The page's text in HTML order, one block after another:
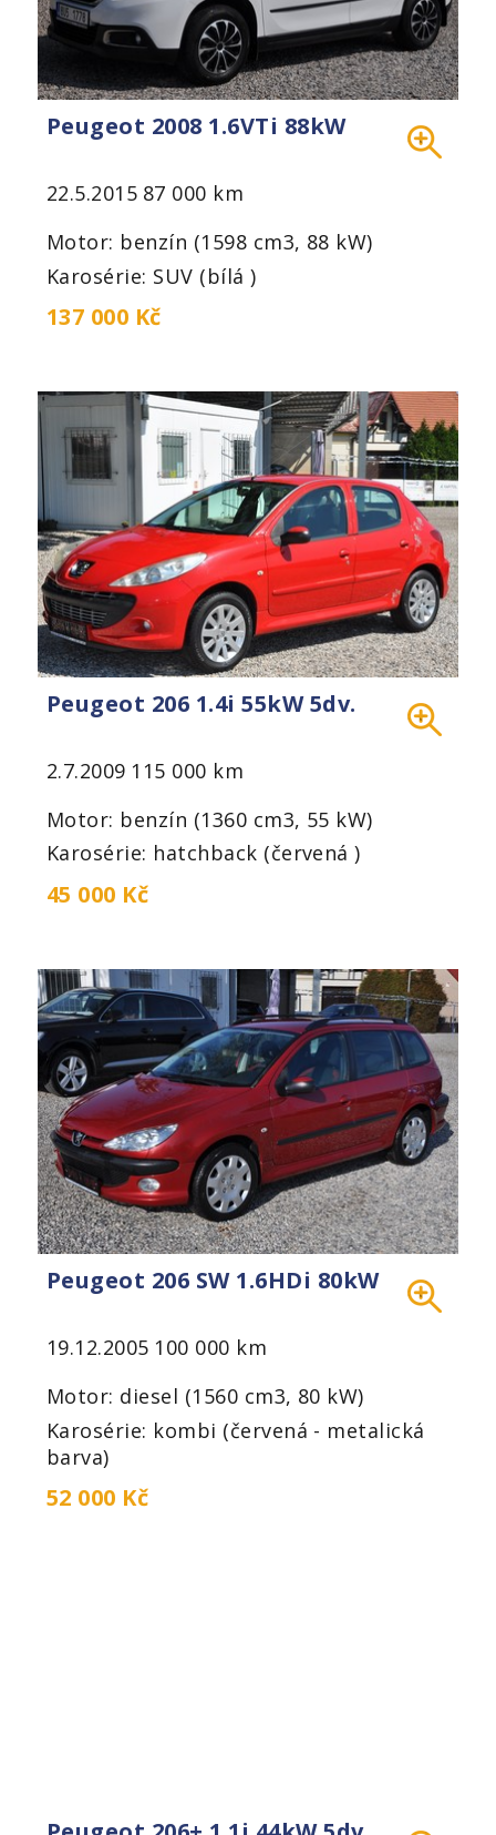
Peugeot 2008 1.6VTi 88kW
22.5.2015 87 000 km
Motor: benzín (1598 cm3, 88 kW)
Karosérie: SUV (bílá )
137 000 Kč
Peugeot 206 1.4i 55kW 5dv.
2.7.2009 115 000 km
Motor: benzín (1360 cm3, 55 kW)
Karosérie: hatchback (červená )
45 000 Kč
Peugeot 206 SW 1.6HDi 80kW
19.12.2005 100 000 km
Motor: diesel (1560 cm3, 80 kW)
Karosérie: kombi (červená - metalická
barva)
52 000 Kč